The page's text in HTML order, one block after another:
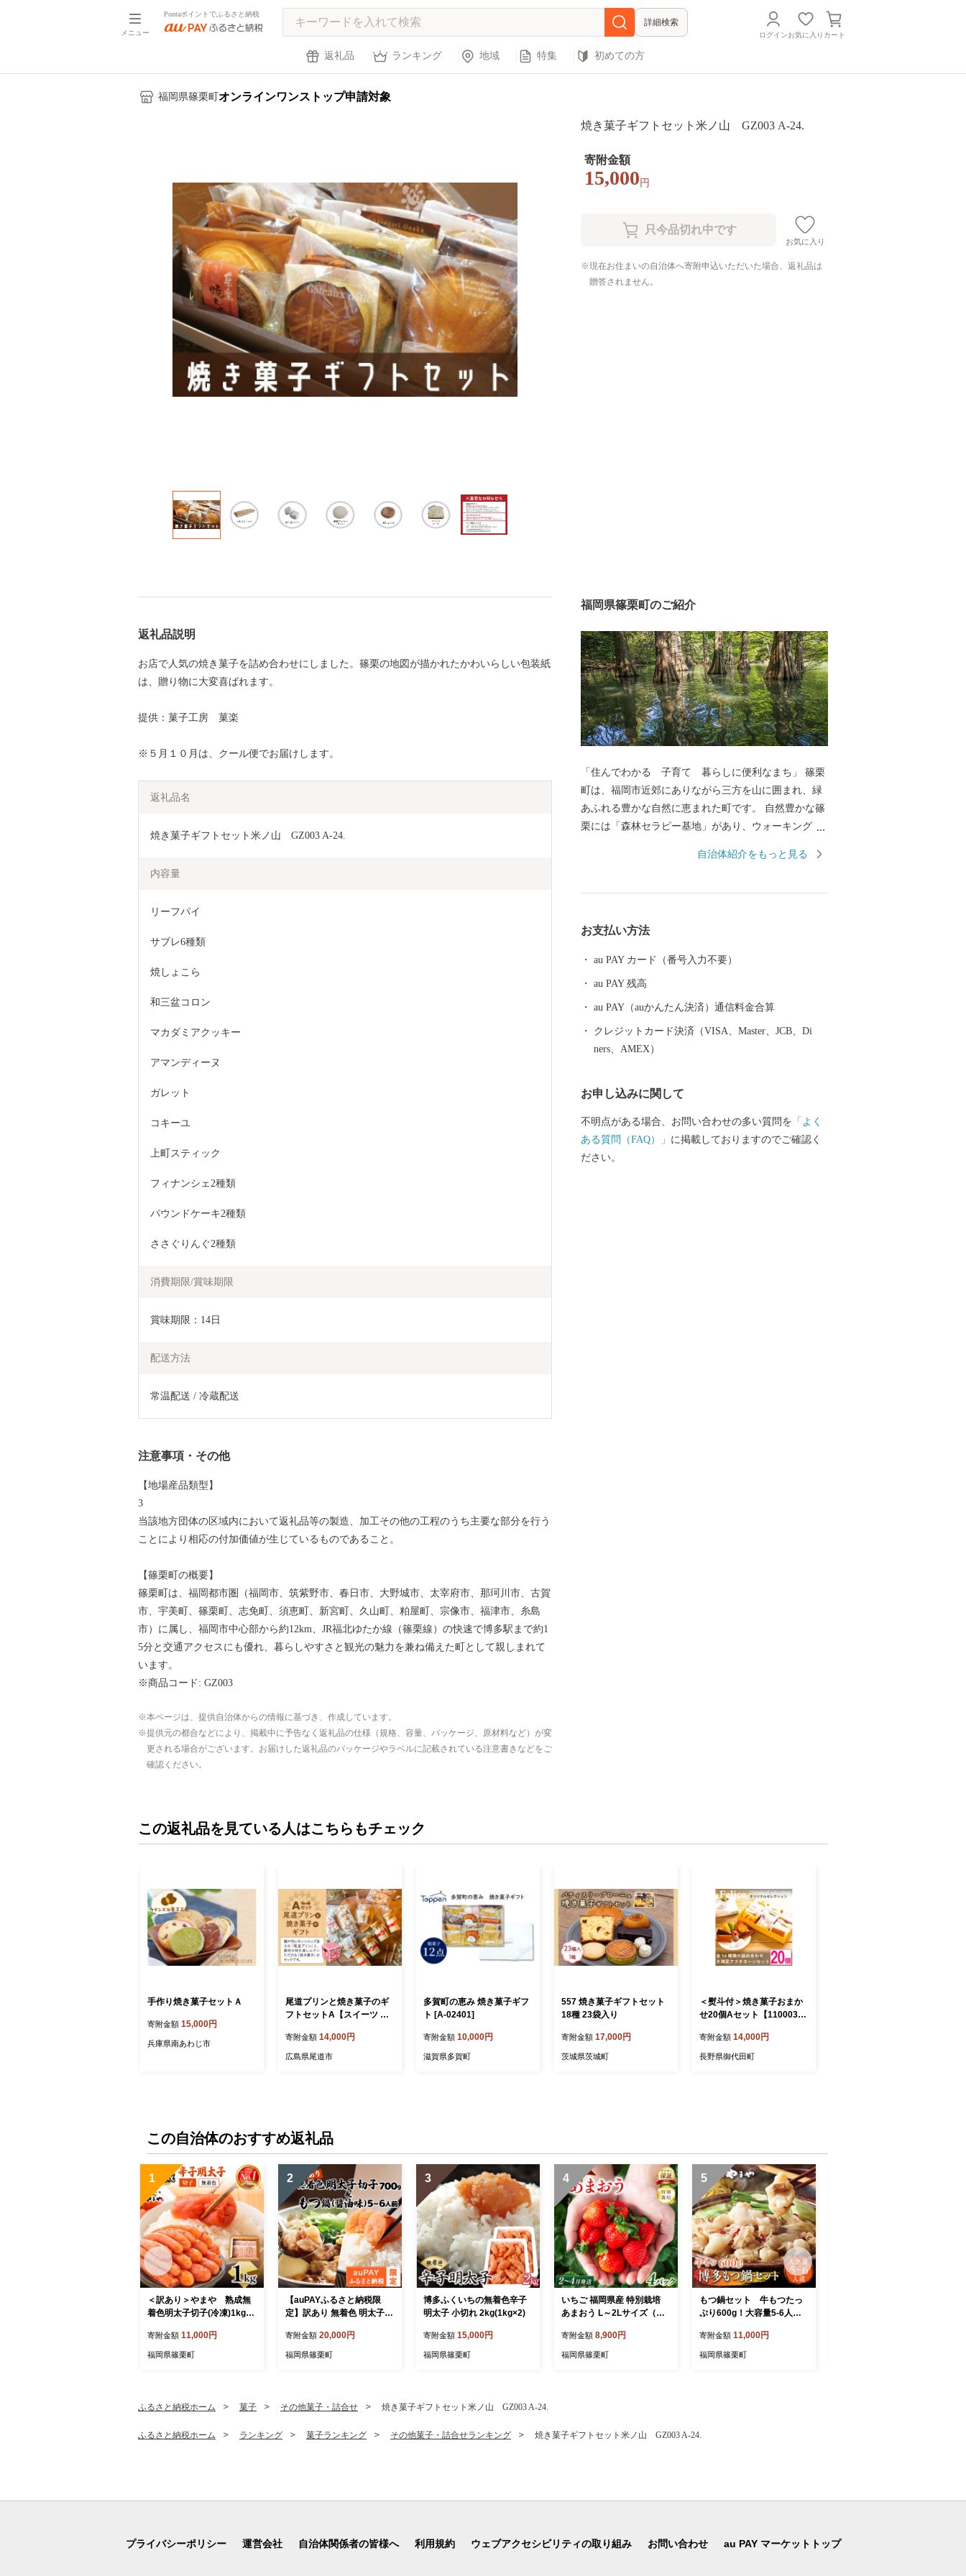
メニュー
Pontaポイントでふるさと納税
詳細検索
ログインお気に入り カート
返礼品 ランキング 地域 特集 初めての方
福岡県篠栗町 オンラインワンストップ申請対象
焼き菓子ギフトセット米ノ山 GZ003 A-24.
寄附金額
15,000 円
お気に入り
現在お住まいの自治体へ寄附申込いただいた場合、返礼品は
贈答されません。
返礼品説明
お店で人気の焼き菓子を詰め合わせにしました。篠栗の地図が描かれたかわいらしい包装紙
は、贈り物に大変喜ばれます。
提供：菓子工房 菓楽
※５月１０月は、クール便でお届けします。
返礼品名
焼き菓子ギフトセット米ノ山　GZ003 A-24.
内容量
リーフパイ
サブレ6種類
焼しょこら
和三盆コロン
マカダミアクッキー
アマンディーヌ
ガレット
コキーユ
上町スティック
フィナンシェ2種類
パウンドケーキ2種類
ささぐりんぐ2種類
消費期限/賞味期限
賞味期限：14日
配送方法
常温配送 / 冷蔵配送
注意事項・その他
【地場産品類型】
3
当該地方団体の区域内において返礼品等の製造、加工その他の工程のうち主要な部分を行う
ことにより相応の付加価値が生じているものであること。
【篠栗町の概要】
篠栗町は、福岡都市圏（福岡市、筑紫野市、春日市、大野城市、太宰府市、那珂川市、古賀
市、宇美町、篠栗町、志免町、須恵町、新宮町、久山町、粕屋町、宗像市、福津市、糸島
市）に属し、福岡市中心部から約12km、JR福北ゆたか線（篠栗線）の快速で博多駅まで約1
5分と交通アクセスにも優れ、暮らしやすさと観光の魅力を兼ね備えた町として親しまれて
います。
※商品コード: GZ003
本ページは、提供自治体からの情報に基づき、作成しています。
提供元の都合などにより、掲載中に予告なく返礼品の仕様（規格、容量、パッケージ、原材料など）が変
更される場合がございます。お届けした返礼品のパッケージやラベルに記載されている注意書きなどをご
確認ください。
福岡県篠栗町のご紹介
「住んでわかる 子育て 暮らしに便利なまち」 篠栗
町は、福岡市近郊にありながら三方を山に囲まれ、緑
あふれる豊かな自然に恵まれた町です。 自然豊かな篠
栗には「森林セラピー基地」があり、ウォーキングコ
ヤマトの森では、森の巨人たち100選に選ばれた｢トウ
史を持つ篠栗四国霊場もあり、全国からお遍路さんが
町です。
自治体紹介をもっと見る
お支払い方法
au PAY カード（番号入力不要）
au PAY 残高
au PAY（auかんたん決済）通信料金合算
クレジットカード決済（VISA、Master、JCB、Di
ners、AMEX）
お申し込みに関して
不明点がある場合、お問い合わせの多い質問を 「よく
ある質問（FAQ）」 に掲載しておりますのでご確認く
ださい。
この返礼品を見ている人はこちらもチェック
手作り焼き菓子セットＡ
寄附金額 15,000円
兵庫県南あわじ市
尾道プリンと焼き菓子のギ
フトセットA【スイーツ デ
広島県 尾道市】
寄附金額 14,000円
広島県尾道市
多賀町の恵み 焼き菓子ギフ
ト [A-02401]
寄附金額 10,000円
滋賀県多賀町
557 焼き菓子ギフトセット
18種 23袋入り
寄附金額 17,000円
茨城県茨城町
＜熨斗付＞焼き菓子おまか
せ20個Aセット【110003
寄附金額 14,000円
長野県御代田町
この自治体のおすすめ返礼品
1
＜訳あり＞やまや 熟成無
着色明太子切子(冷凍)1kg
寄附金額 11,000円
福岡県篠栗町
2
【auPAYふるさと納税限
定】訳あり 無着色 明太子切
6人前セット AZ090
寄附金額 20,000円
福岡県篠栗町
3
博多ふくいちの無着色辛子
明太子 小切れ 2kg(1kg×2)
寄附金額 15,000円
福岡県篠栗町
4
いちご 福岡県産 特別栽培
あまおう L～2Lサイズ（少
（約285g×4パック）【2～4
月発送】 | 農園直送 アフタ
寄附金額 8,900円
福岡県篠栗町
5
もつ鍋セット 牛もつたっ
ぷり600g！大容量5-6人
産牛もつ 篠栗町本社 AZ
039
寄附金額 11,000円
福岡県篠栗町
ふるさと納税ホーム 菓子 その他菓子・詰合せ 焼き菓子ギフトセット米ノ山 GZ003 A-24.
ふるさと納税ホーム ランキング 菓子ランキング その他菓子・詰合せランキング 焼き菓子ギフトセット米ノ山 GZ003 A-24.
プライバシーポリシー 運営会社 自治体関係者の皆様へ 利用規約 ウェブアクセシビリティの取り組み お問い合わせ au PAY マーケットトップ